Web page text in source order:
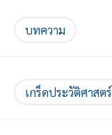
บทความ
เกร็ดประวัติศาสตร์